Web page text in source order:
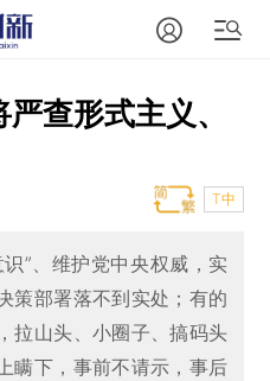
查形式主义、
T中
”、维护党中央权威，实
策部署落不到实处；有的
拉山头、小圈子、搞码头
瞒下，事前不请示，事后